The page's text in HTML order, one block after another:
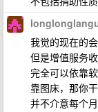
我觉的现在的
但是增值服务
完全可以依靠
靠图床，那你
并不介意每个